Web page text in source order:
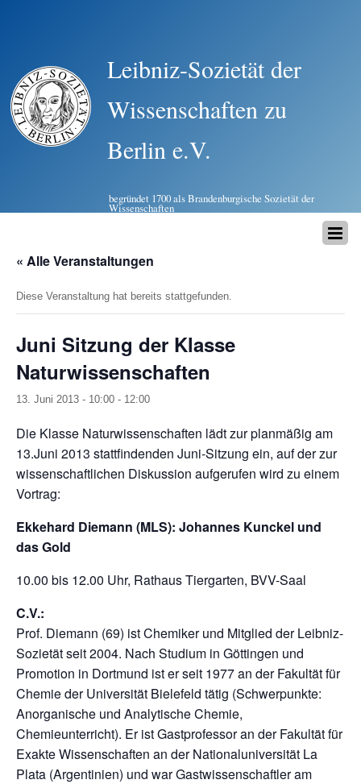
Leibniz-Sozietät der
Wissenschaften zu
Berlin e.V.
begründet 1700 als Brandenburgische Sozietät der
Wissenschaften
« Alle Veranstaltungen
Diese Veranstaltung hat bereits stattgefunden.
Juni Sitzung der Klasse
Naturwissenschaften
13. Juni 2013 - 10:00 - 12:00
Die Klasse Naturwissenschaften lädt zur planmäßig am
13.Juni 2013 stattfindenden Juni-Sitzung ein, auf der zur
wissenschaftlichen Diskussion aufgerufen wird zu einem
Vortrag:
Ekkehard Diemann (MLS): Johannes Kunckel und
das Gold
10.00 bis 12.00 Uhr, Rathaus Tiergarten, BVV-Saal
C.V.:
Prof. Diemann (69) ist Chemiker und Mitglied der Leibniz-
Sozietät seit 2004. Nach Studium in Göttingen und
Promotion in Dortmund ist er seit 1977 an der Fakultät für
Chemie der Universität Bielefeld tätig (Schwerpunkte:
Anorganische und AnalytischeChemie,
Chemieunterricht). Er ist Gastprofessor an der Fakultät für
Exakte Wissenschaften an der Nationaluniversität La
Plata (Argentinien) und war Gastwissenschaftler am